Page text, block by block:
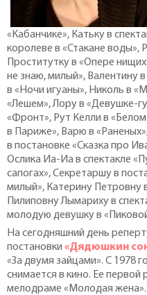
«Кабанчике», Катьку в
королеве в «Стакане воды»,
Проститутку в «Опере
не знаю, милый», Валентину
в «Ночи игуаны», Николь в
«Лешем», Лору в «Девушке-
«Фронт», Рут Келли в
в Париже», Варю в
в постановке «Сказка про
Ослика Иа-Иа в спектакле
сапогах», Секретаршу в
милый», Катерину Петровну
Пилиповну Лымариху в
молодую девушку в
На сегодняшний день
постановки «Дядюшкин
«За двумя зайцами». С 1978
снимается в кино. Ее первой
мелодраме «Молодая жена».